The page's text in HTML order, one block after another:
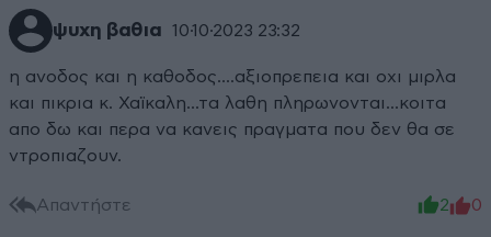
ψυχη βαθια 10·10·2023 23:32
η ανοδος και η καθοδος....αξιοπρεπεια και οχι μιρλα
και πικρια κ. Χαϊκαλη...τα λαθη πληρωνονται...κοιτα
απο δω και περα να κανεις πραγματα που δεν θα σε
ντροπιαζουν.
Απαντήστε 2 0